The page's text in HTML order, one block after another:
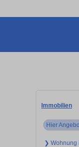
Immobilien
Hier
❯ Wohnung